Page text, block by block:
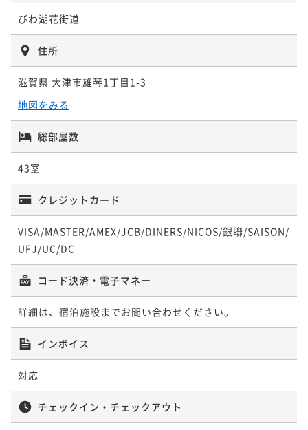
¥ 62,700 ~
近江の食材や四季折々の旬の味覚を堪能する、調理長
こだわりの近江美食会席プラン「極ーKiwamiー」
かさ！！絶品近江牛が食べたい♪～
二食付き 現地決済可
ポイント即利用で最大5％OFF
2名 ¥ 64,790 ~
陶板焼き＆しゃぶしゃぶ☆近江牛がこんなに柔らかい
なんて！特選近江牛会席プラン「蘇芳ーSuouー」
¥ 64,790 ~
【6～8月限定！】夏の特選会席プラン ～旬を味わう
鱧づくし会席～
二食付き 現地決済可 事前決済可
IN 15:00 - 20:00 OUT11:00
びわ湖花街道
住所
滋賀県 大津市雄琴1丁目1-3
地図をみる
総部屋数
43室
クレジットカード
VISA/MASTER/AMEX/JCB/DINERS/NICOS/銀聯/SAISON/
UFJ/UC/DC
コード決済・電子マネー
詳細は、宿泊施設までお問い合わせください。
インボイス
対応
チェックイン・チェックアウト